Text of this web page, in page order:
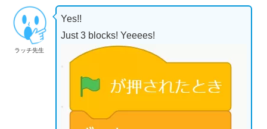
ラッチ先生
Yes!!
Just 3 blocks! Yeeees!